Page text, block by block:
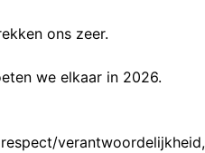
ons zeer.
we elkaar in 2026.
verantwoordelijkheid,